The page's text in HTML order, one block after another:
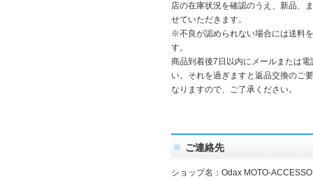
店の在庫状況を確認のうえ、新品、
せていただきます。
※不良が認められない場合には送料
す。
商品到着後7日以内にメールまたは
い。それを過ぎますと返品交換のご
なりますので、ご了承ください。
ご連絡先
ショップ名：Odax MOTO-